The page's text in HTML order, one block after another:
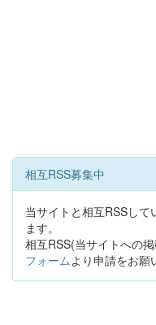
相互RSS募集中
当サイトと相互RSSして
ます。
相互RSS(当サイトへの
フォームより申請をお願